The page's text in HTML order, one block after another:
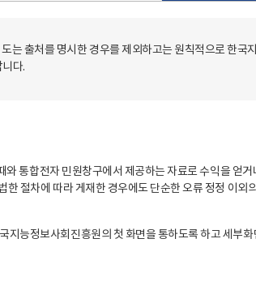
출처를 명시한 경우를 제외하고는 원칙적으로 한국
다.
통합전자 민원창구에서 제공하는 자료로 수익을 얻
절차에 따라 게재한 경우에도 단순한 오류 정정 이외
능정보사회진흥원의 첫 화면을 통하도록 하고 세부